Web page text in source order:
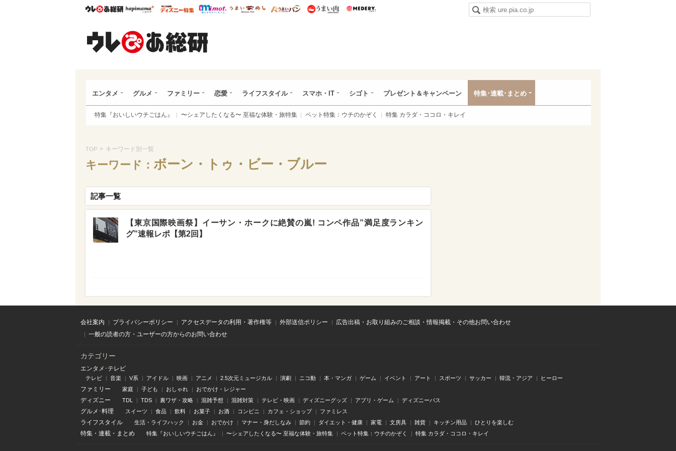
ウレぴあ総研ハピママ* ウレぴあ総研 ディズニー特集
mimot. うまいめし うまいパン うまい肉
エンタメ グルメ ファミリー 恋愛 ライフスタイル スマホ・IT シゴト プレゼント＆キャンペーン 特集･連載･まとめ
特集『おいしいウチごはん』 〜シェアしたくなる〜 至福な体験・旅特集 ペット特集：ウチのかぞく 特集 カラダ・ココロ・キレイ
TOP > キーワード別一覧
キーワード： ボーン・トゥ・ビー・ブルー
記事一覧
【東京国際映画祭】イーサン・ホークに絶賛の嵐! コンペ作品”満足度ランキン
グ”速報レポ【第2回】
会社案内 プライバシーポリシー アクセスデータの利用・著作権等 外部送信ポリシー
広告出稿・お取り組みのご相談・情報掲載・その他お問い合わせ
一般の読者の方・ユーザーの方からのお問い合わせ
カテゴリー
エンタメ･テレビ
テレビ 音楽 V系 アイドル 映画 アニメ 2.5次元ミュージカル 演劇 ニコ動 本・マンガ ゲーム イベント アート スポーツ サッカー 韓流・アジア ヒーロー
ファミリー 家庭 子ども おしゃれ おでかけ・レジャー
ディズニー TDL TDS 裏ワザ・攻略 混雑予想 混雑対策 テレビ・映画 ディズニーグッズ アプリ・ゲーム ディズニーパス
グルメ･料理 スイーツ 食品 飲料 お菓子 お酒 コンビニ カフェ・ショップ ファミレス
ライフスタイル 生活・ライフハック お金 おでかけ マナー・身だしなみ 節約 ダイエット・健康 家電 文房具 雑貨 キッチン用品 ひとりを楽しむ
特集 ・ 連載 ・ まとめ 特集『おいしいウチごはん』 〜シェアしたくなる〜 至福な体験・旅特集 ペット特集：ウチのかぞく 特集 カラダ・ココロ・キレイ